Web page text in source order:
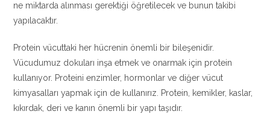
ne miktarda alınması gerektiği öğretilecek ve bunun takibi
yapılacaktır.
Protein vücuttaki her hücrenin önemli bir bileşenidir.
Vücudumuz dokuları inşa etmek ve onarmak için protein
kullanıyor. Proteini enzimler, hormonlar ve diğer vücut
kimyasalları yapmak için de kullanırız. Protein, kemikler, kaslar,
kıkırdak, deri ve kanın önemli bir yapı taşıdır.